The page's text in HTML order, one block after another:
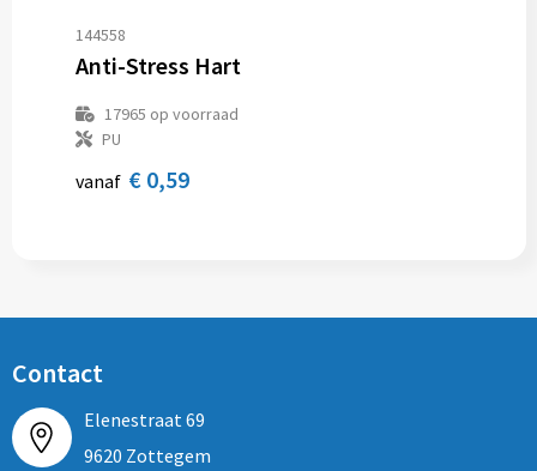
144558
Anti-Stress Hart
17965 op voorraad
PU
vanaf € 0,59
Contact
Elenestraat 69
9620 Zottegem